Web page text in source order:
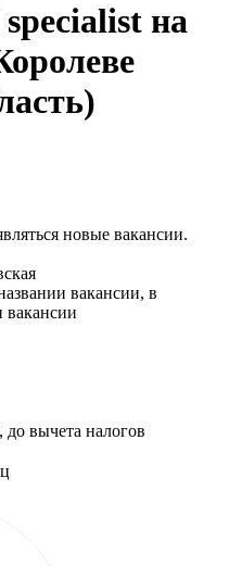
на
новые вакансии.
вакансии, в
вакансии
до вычета налогов